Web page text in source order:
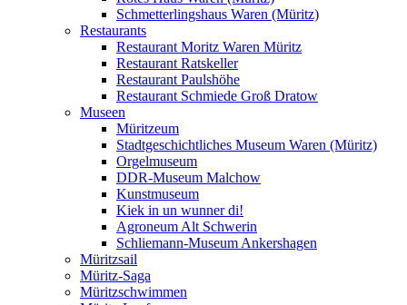
Schmetterlingshaus Waren (Müritz)
Restaurants
Restaurant Moritz Waren Müritz
Restaurant Ratskeller
Restaurant Paulshöhe
Restaurant Schmiede Groß Dratow
Museen
Müritzeum
Stadtgeschichtliches Museum Waren (Müritz)
Orgelmuseum
DDR-Museum Malchow
Kunstmuseum
Kiek in un wunner di!
Agroneum Alt Schwerin
Schliemann-Museum Ankershagen
Müritzsail
Müritz-Saga
Müritzschwimmen